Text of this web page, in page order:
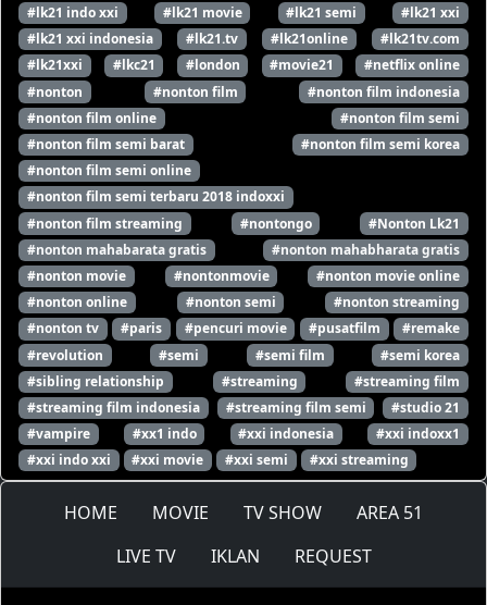
#lk21 indo xxi
#lk21 movie #lk21 semi
#lk21 xxi
#lk21 xxi indonesia
#lk21.tv #lk21online
#lk21tv.com
#lk21xxi
#lkc21 #london #movie21
#netflix online
#nonton
#nonton film
#nonton film indonesia
#nonton film online
#nonton film semi
#nonton film semi barat
#nonton film semi korea
#nonton film semi online
#nonton film semi terbaru 2018 indoxxi
#nonton film streaming
#nontongo
#Nonton Lk21
#nonton mahabarata gratis
#nonton mahabharata gratis
#nonton movie
#nontonmovie
#nonton movie online
#nonton online
#nonton semi
#nonton streaming
#nonton tv
#paris #pencuri movie #pusatfilm
#remake
#revolution
#semi #semi film
#semi korea
#sibling relationship
#streaming
#streaming film
#streaming film indonesia
#streaming film semi
#studio 21
#vampire
#xx1 indo #xxi indonesia
#xxi indoxx1
#xxi indo xxi
#xxi movie #xxi semi #xxi streaming
HOME MOVIE TV SHOW
AREA 51
LIVE TV
IKLAN REQUEST